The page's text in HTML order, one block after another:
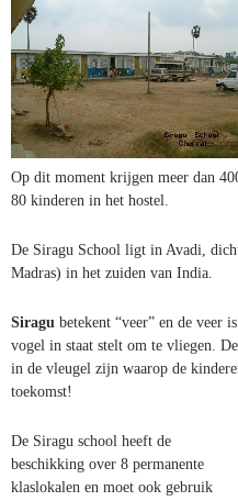
Op dit moment krijgen meer dan
80 kinderen in het hostel.
De Siragu School ligt in Avadi,
Madras) in het zuiden van India.
Siragu betekent “veer” en de veer
vogel in staat stelt om te vliegen.
in de vleugel zijn waarop de
toekomst!
De Siragu school heeft de
beschikking over 8 permanente
klaslokalen en moet ook gebruik